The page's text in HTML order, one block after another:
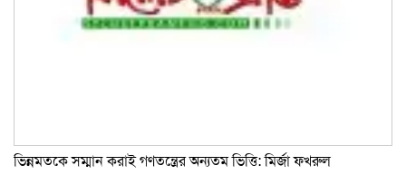
ভিন্নমতকে সম্মান করাই গণতন্ত্রের অন্যতম ভিত্তি: মির্জা ফখরুল